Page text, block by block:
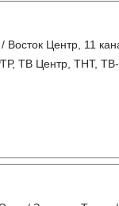
Центр, 11
ТВ Центр, ТНТ, ТВ-